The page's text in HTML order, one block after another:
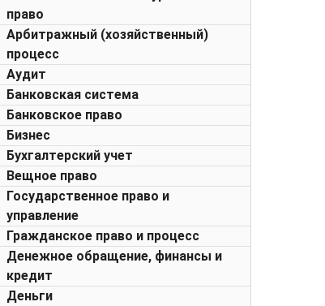
право
Арбитражный (хозяйственный)
процесс
Аудит
Банковская система
Банковское право
Бизнес
Бухгалтерский учет
Вещное право
Государственное право и
управление
Гражданское право и процесс
Денежное обращение, финансы и
кредит
Деньги